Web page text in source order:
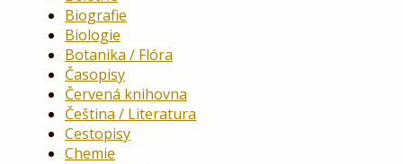
Biografie
Biologie
Botanika / Flóra
Časopisy
Červená knihovna
Čeština / Literatura
Cestopisy
Chemie